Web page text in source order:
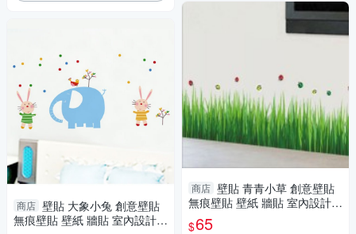
商店 壁貼 大象小兔 創意壁貼
無痕壁貼 壁紙 牆貼 室內設計
商店 壁貼 青青小草 創意壁貼
無痕壁貼 壁紙 牆貼 室內設計
裝潢 Loxin
$65